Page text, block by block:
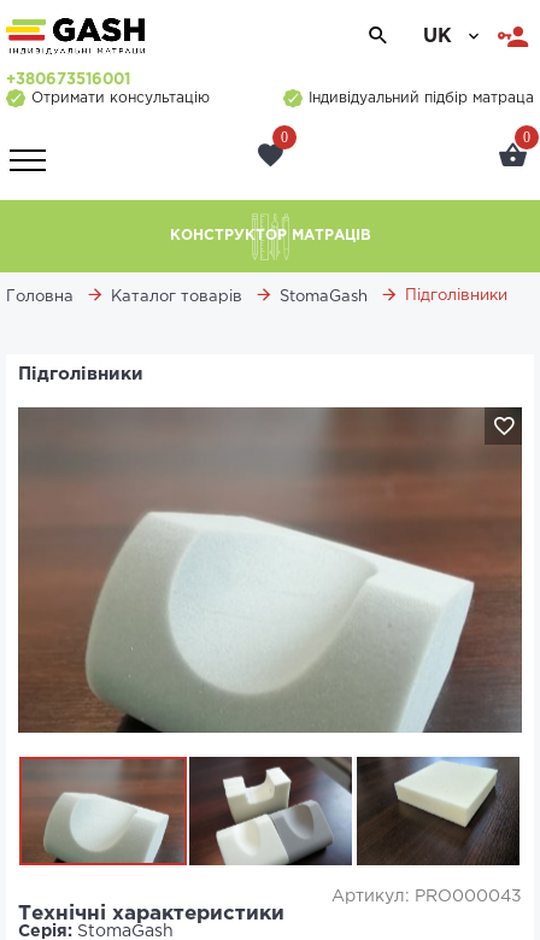
UK
+380673516001
Отримати консультацію
Індивідуальний підбір матраца
0 0
КОНСТРУКТОР МАТРАЦІВ
Головна Каталог товарів StomaGash Підголівники
Підголівники
Артикул: PRO000043
Технічні характеристики
Серія: StomaGash